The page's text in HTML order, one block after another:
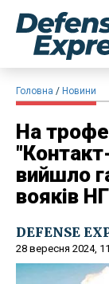
Головна Новини
На
вийшло
вояків
DEFENSE
28 вересня 2024,